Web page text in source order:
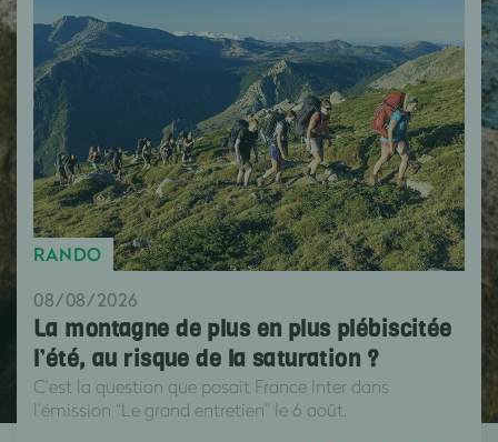
RANDO
08/08/2026
La montagne de plus en plus plébiscitée
l’été, au risque de la saturation ?
C’est la question que posait France Inter dans
l’émission “Le grand entretien” le 6 août.